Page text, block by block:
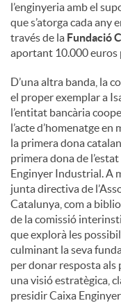
l’enginyeria amb el
que s’atorga cada any
través de la Fundació
aportant 10.000 euros
D’una altra banda, la
el proper exemplar a
l’entitat bancària
l’acte d’homenatge
la primera dona
primera dona de
Enginyer Industrial. A
junta directiva de
Catalunya, com a
de la comissió
que explorà les
culminant la seva
per donar resposta als
una visió estratègica,
presidir Caixa